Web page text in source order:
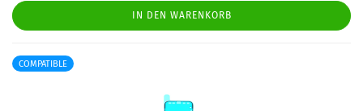
IN DEN WARENKORB
COMPATIBLE